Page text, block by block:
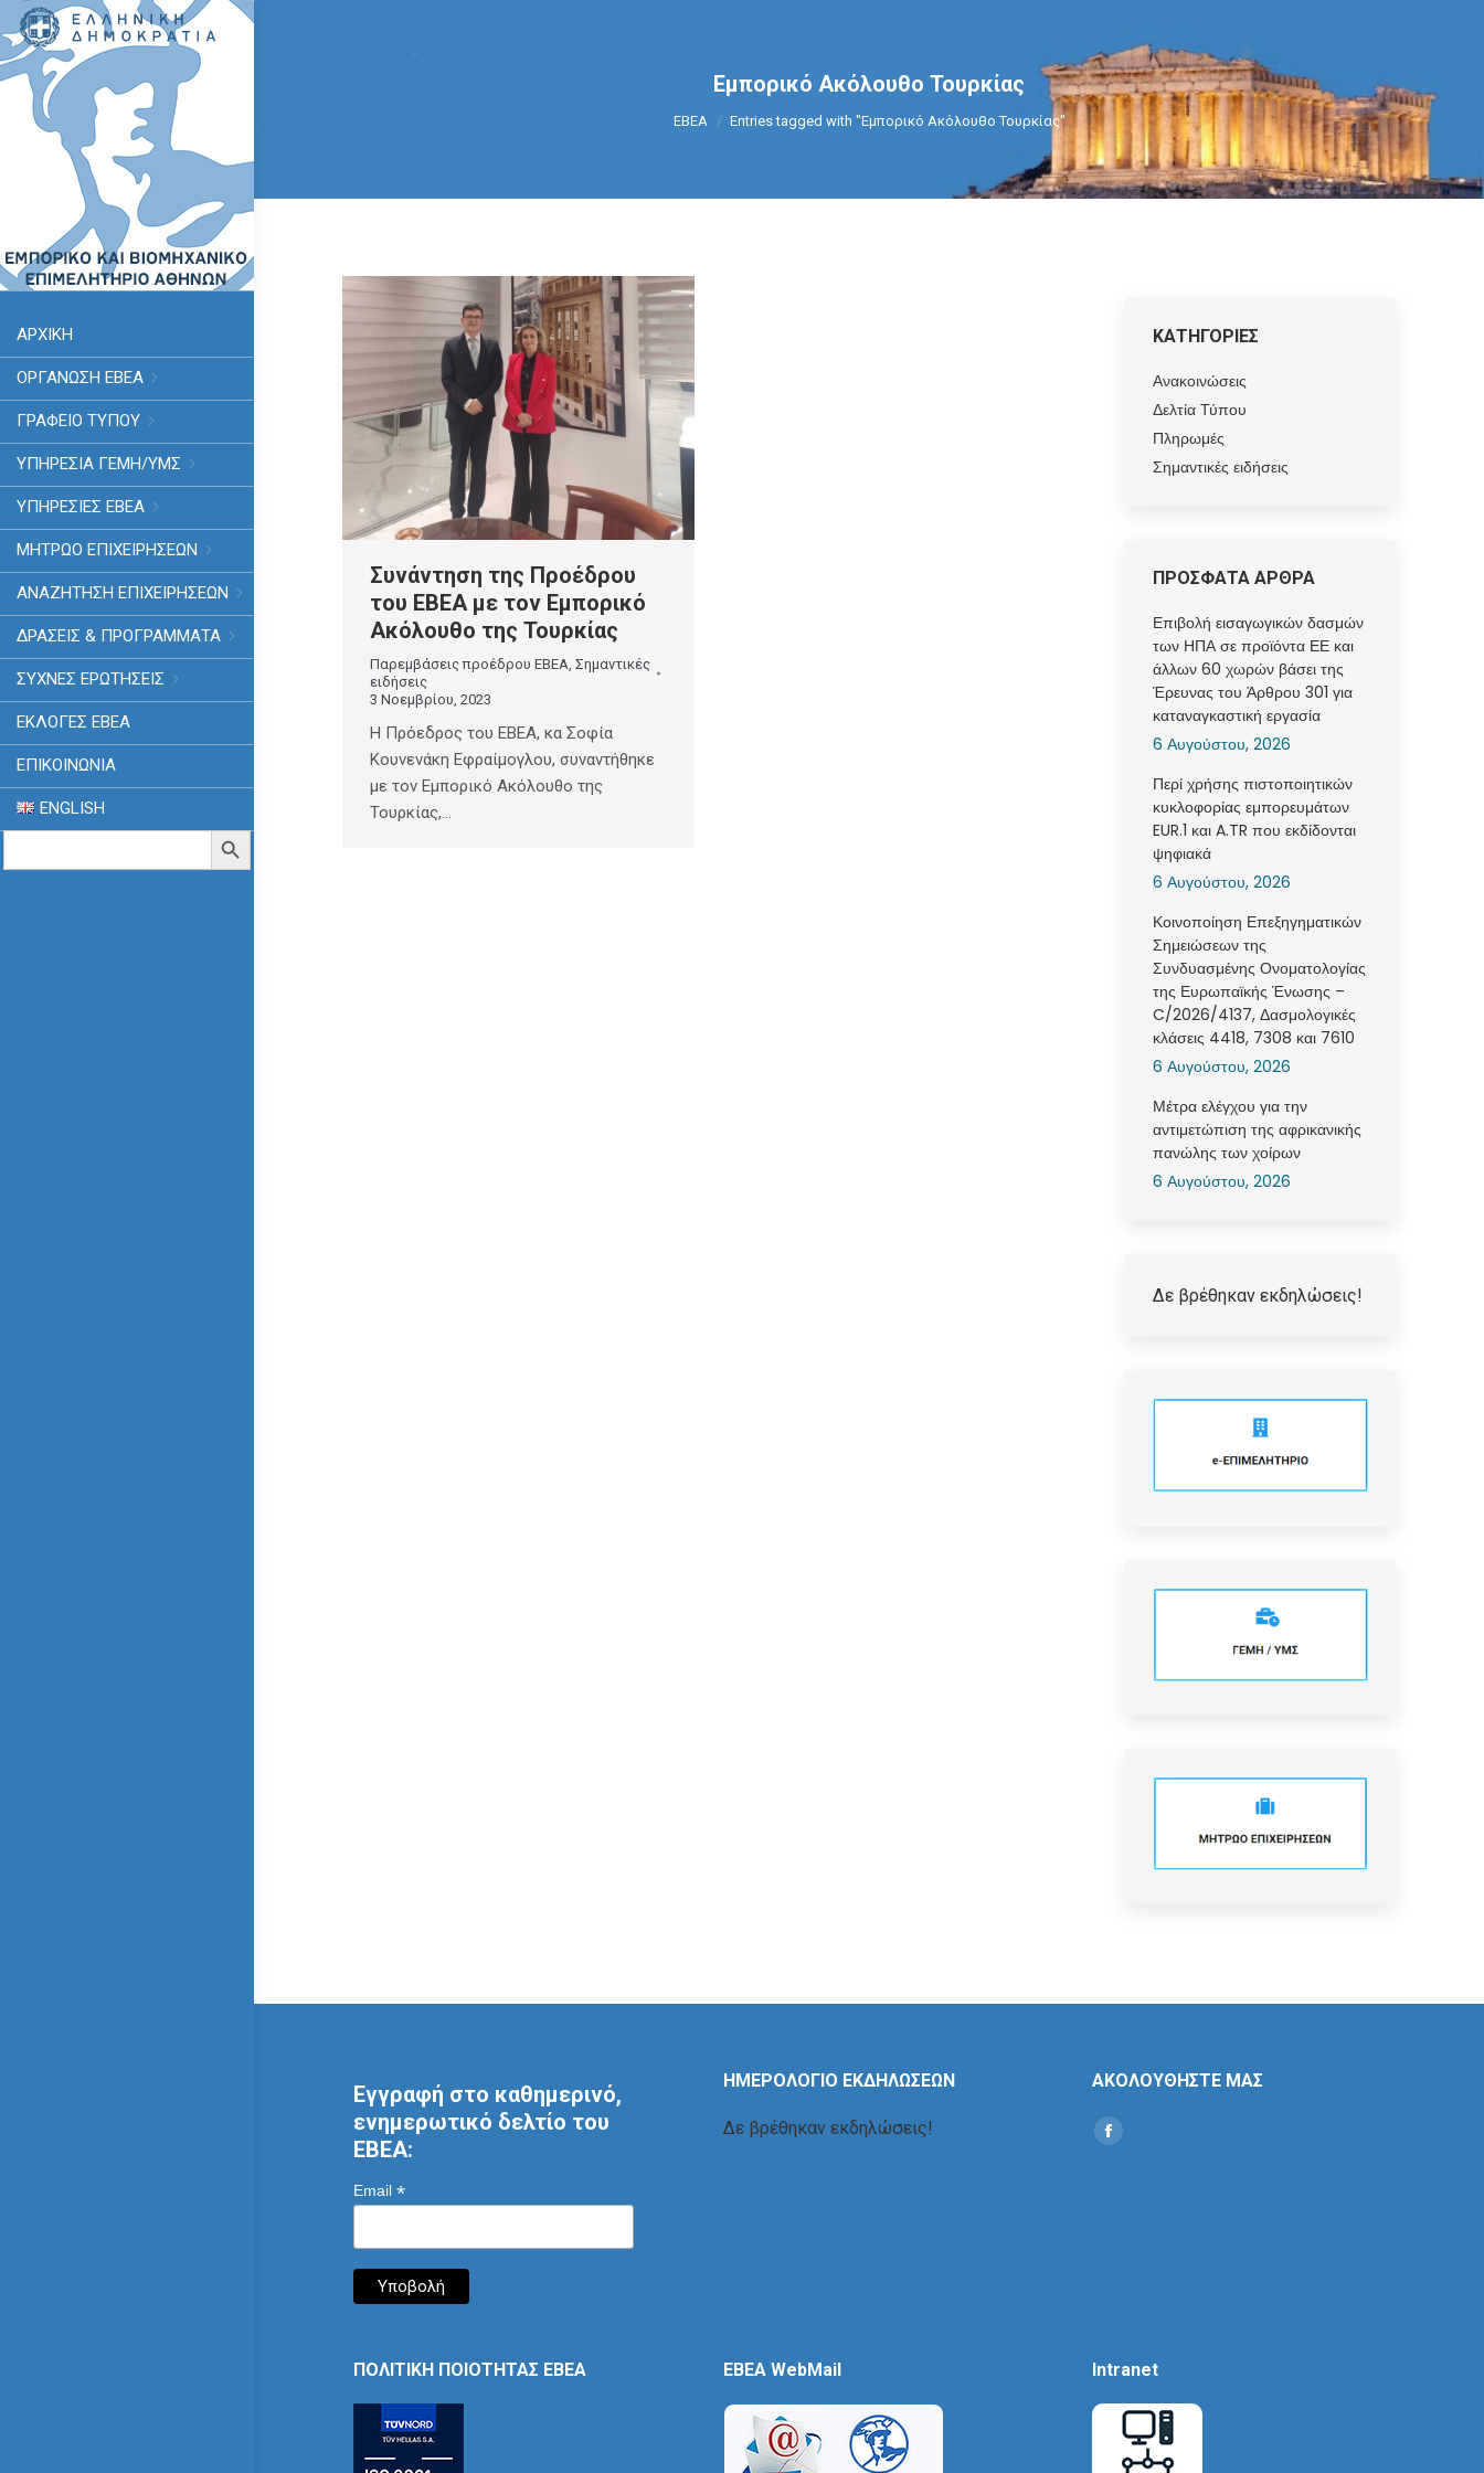
ΑΡΧΙΚΗ
ΟΡΓΑΝΩΣΗ ΕΒΕΑ
ΓΡΑΦΕΙΟ ΤΥΠΟΥ
ΥΠΗΡΕΣΊΑ ΓΕΜΗ/ΥΜΣ
ΥΠΗΡΕΣΙΕΣ ΕΒΕΑ
ΜΗΤΡΩΟ ΕΠΙΧΕΙΡΗΣΕΩΝ
ΑΝΑΖΗΤΗΣΗ ΕΠΙΧΕΙΡΗΣΕΩΝ
ΔΡΑΣΕΙΣ & ΠΡΟΓΡΑΜΜΑΤΑ
ΣΥΧΝΕΣ ΕΡΩΤΗΣΕΙΣ
ΕΚΛΟΓΈΣ ΕΒΕΑ
ΕΠΙΚΟΙΝΩΝΙΑ
ENGLISH
Search
Search Button
Εμπορικό Ακόλουθο Τουρκίας
You are here:
ΕΒΕΑ Entries tagged with "Εμπορικό Ακόλουθο Τουρκίας"
Συνάντηση της Προέδρου
του ΕΒΕΑ με τον Εμπορικό
Ακόλουθο της Τουρκίας
Παρεμβάσεις προέδρου ΕΒΕΑ, Σημαντικές
ειδήσεις
3 Νοεμβρίου, 2023
Η Πρόεδρος του ΕΒΕΑ, κα Σοφία
Κουνενάκη Εφραίμογλου, συναντήθηκε
με τον Εμπορικό Ακόλουθο της
Τουρκίας,…
ΚΑΤΗΓΟΡΙΕΣ
Ανακοινώσεις
Δελτία Τύπου
Πληρωμές
Σημαντικές ειδήσεις
ΠΡΟΣΦΑΤΑ ΑΡΘΡΑ
Επιβολή εισαγωγικών δασμών
των ΗΠΑ σε προϊόντα ΕΕ και
άλλων 60 χωρών βάσει της
Έρευνας του Άρθρου 301 για
καταναγκαστική εργασία
6 Αυγούστου, 2026
Περί χρήσης πιστοποιητικών
κυκλοφορίας εμπορευμάτων
EUR.1 και A.TR που εκδίδονται
ψηφιακά
6 Αυγούστου, 2026
Κοινοποίηση Επεξηγηματικών
Σημειώσεων της
Συνδυασμένης Ονοματολογίας
της Ευρωπαϊκής Ένωσης –
C/2026/4137, Δασμολογικές
κλάσεις 4418, 7308 και 7610
6 Αυγούστου, 2026
Μέτρα ελέγχου για την
αντιμετώπιση της αφρικανικής
πανώλης των χοίρων
6 Αυγούστου, 2026
Δε βρέθηκαν εκδηλώσεις!
Εγγραφή στο καθημερινό,
ενημερωτικό δελτίο του
ΕΒΕΑ:
Email *
ΗΜΕΡΟΛΟΓΙΟ ΕΚΔΗΛΩΣΕΩΝ
Δε βρέθηκαν εκδηλώσεις!
ΑΚΟΛΟΥΘΗΣΤΕ ΜΑΣ
Find us on:
Social
ΠΟΛΙΤΙΚΗ ΠΟΙΟΤΗΤΑΣ ΕΒΕΑ EBEA WebMail Intranet